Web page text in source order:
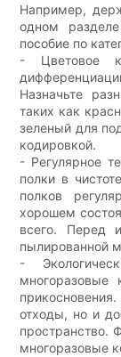
Например,
одном
пособие по
- Цветовое
Назначьте
таких как
зеленый для
кодировкой.
- Регулярное
полки в
полков
хорошем
всего. Перед
пылированной
-
многоразовые
отходы, но и
пространство.
многоразовые